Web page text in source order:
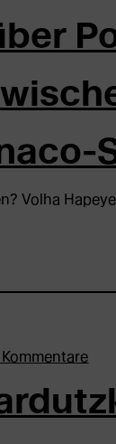
Volha
Kommentare